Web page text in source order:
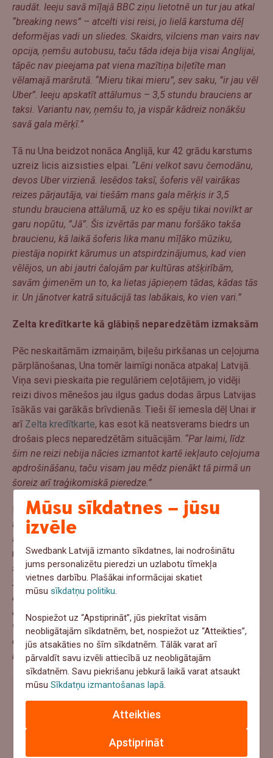
raudāt. Ieeju savā mīļajā BBC ziņu lietotnē un tur jau atkal
“breaking news” – atcelti visi reisi, jo lielā karstuma dēļ
deformējas vadi un sliedes. Skaidrs, vilciens man vairs nav
opcija, ņemšu autobusu, taču tāda ideja bija visai Anglijai,
tāpēc nav pieejama pat viena mazītiņa biļetīte man
vēlamajā maršrutā. “Mieru tikai mieru”, sev saku, ”ir jau vēl
Uber”. Ieeju apskatīt attālumus – 3,5 stundu brauciens ar
taksi. Variantu nav, ņemšu to, ja vispār kādreiz nonākšu
savā gala mērķī.”
Tā nu Una beidzot nonāca Anglijā, kur 42 grādu karstums
uzreiz licis aizsisties elpai. “Lēni velkot savu čemodānu,
devos Uber virzienā. Iesēdos taksī, šoferis vēl vairākas
reizes pārjautāja, vai tiešām mans gala mērķis ir 3,5
stundu brauciena attālumā, uz ko es spēju tikai novilkt ar
garu nopūtu, ”Jā”. Šis izvērtās par manu foršāko takša
braucienu, kā laikā šoferis lika manu mīļāko mūziku,
piestāja nopirkt kārumus un atspirdzinājumus, kad vien
vēlējos, un abi jautri čalojām par kultūras atšķirībām,
savām ģimenēm un to, ka lietas jāpieņem tādas, kādas tās
ir. Un jānotver katrā situācijā tas labākais, ko vien vari.”
Zelta kredītkarte kā glābiņš neparedzētām izmaksām
Pēc neskaitāmām izmaiņām, biļešu pirkšanas un ceļojuma
pārplānošanas, Una tomēr laimīgi nonāca atpakaļ Latvijā.
Viņa sevi pieskaita pie regulāriem ceļotājiem, jo vidēji
reizi divos mēnešos jau ilgus gadus dodas ārpus Latvijas
īsākās vai garākās brīvdienās. Tieši šī iemesla dēļ Unai ir
arī Zelta kredītkarte, kas esot kā neatsverams biedrs un
drošais plecs neparedzētām situācijām. “Par laimi, līdz
šim ne reizi nebija nācies izmantot kartē iekļauto ceļojuma
apdrošināšanu, taču visam jau mēdz pienākt tā pirmā un
šoreiz arī traģikomiskā pieredze.”
Pateicoties Zelta kredītkartē iekļauto ceļojumu
apdrošināšanu, Unai tika apmaksāta nakts viesnīcā,
autobusa brauciens uz Dubrovņikiem, kā arī visi
neparedzētie takšu braucieni.“Ticiet man – jūs negribētu
saskarties ar situāciju, kad par taksi Anglijā būtu jāmaksā
290 mārciņas! Tā kā par lidmašīnas biļetēm naudu
atgrieza aviosabiedrība, tad šis netika iekļauts
apdrošināšanas pieteikumā. Atgriežoties Latvijā, iesniedzu
visus čekus, un pēc lēmuma pieņemšanas nepilnu trīs
dienu laikā savā kontā saņēmu apdrošināšanas atlīdzību,
kas nosedza manus papildu izdevumus.
Mūsu sīkdatnes – jūsu
izvēle
Swedbank Latvijā izmanto sīkdatnes, lai nodrošinātu
jums personalizētu pieredzi un uzlabotu tīmekļa
vietnes darbību. Plašākai informācijai skatiet
mūsusīkdatņu politiku.
Nospiežot uz “Apstiprināt”, jūs piekrītat visām
neobligātajām sīkdatnēm, bet, nospiežot uz “Atteikties”,
jūs atsakāties no šīm sīkdatnēm. Tālāk varat arī
pārvaldīt savu izvēli attiecībā uz neobligātajām
sīkdatnēm. Savu piekrišanu jebkurā laikā varat atsaukt
mūsuSīkdatņu izmantošanas lapā.
Apstiprināt
Atteikties